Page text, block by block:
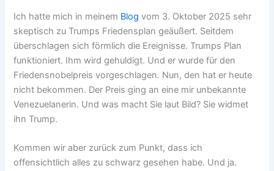
Ich hatte mich in meinem Blog vom 3. Oktober 2025 sehr
skeptisch zu Trumps Friedensplan geäußert. Seitdem
überschlagen sich förmlich die Ereignisse. Trumps Plan
funktioniert. Ihm wird gehuldigt. Und er wurde für den
Friedensnobelpreis vorgeschlagen. Nun, den hat er heute
nicht bekommen. Der Preis ging an eine mir unbekannte
Venezuelanerin. Und was macht Sie laut Bild? Sie widmet
ihn Trump.
Kommen wir aber zurück zum Punkt, dass ich
offensichtlich alles zu schwarz gesehen habe. Und ja.